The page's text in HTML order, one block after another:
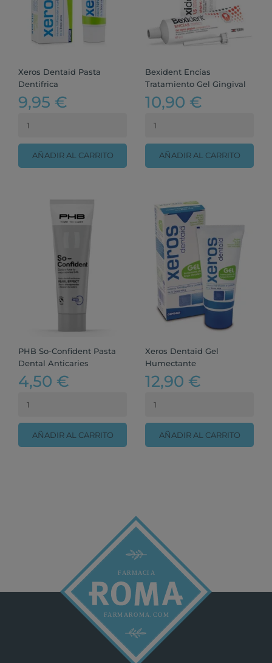
Xeros Dentaid Pasta
Dentifrica
9,95 €
AÑADIR AL CARRITO
Bexident Encías
Tratamiento Gel Gingival
10,90 €
AÑADIR AL CARRITO
PHB So-Confident Pasta
Dental Anticaries
4,50 €
AÑADIR AL CARRITO
Xeros Dentaid Gel
Humectante
12,90 €
AÑADIR AL CARRITO